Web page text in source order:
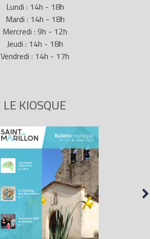
Lundi : 14h - 18h
Mardi : 14h - 18h
Mercredi : 9h - 12h
Jeudi : 14h - 18h
Vendredi : 14h - 17h
LE KIOSQUE